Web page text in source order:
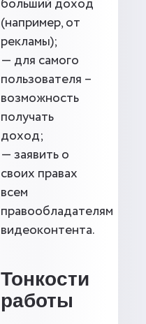
больший доход
(например, от
рекламы);
— для самого
пользователя –
возможность
получать
доход;
— заявить о
своих правах
всем
правообладателям
видеоконтента.
Тонкости
работы